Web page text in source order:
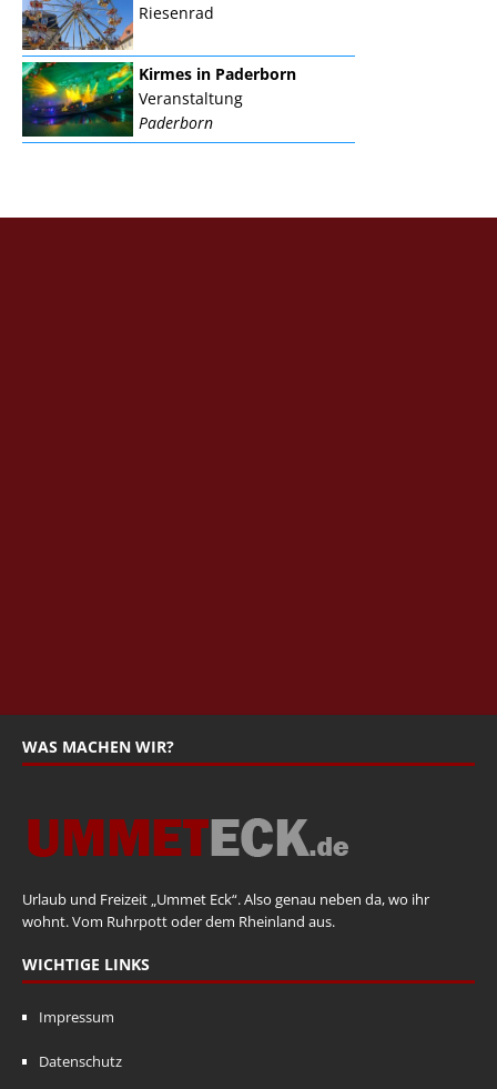
Riesenrad
Kirmes in Paderborn
Veranstaltung
Paderborn
WAS MACHEN WIR?
Urlaub und Freizeit „Ummet Eck“. Also genau neben da, wo ihr
wohnt. Vom Ruhrpott oder dem Rheinland aus.
WICHTIGE LINKS
Impressum
Datenschutz